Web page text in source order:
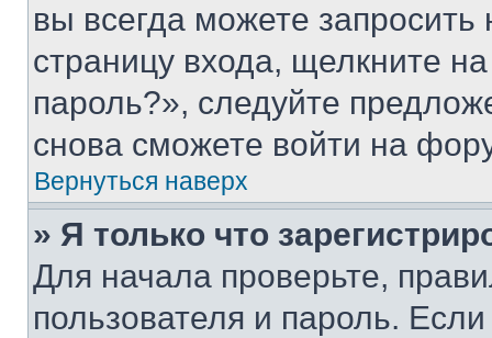
вы всегда можете
страницу входа, щелкните
пароль?», следуйте
снова сможете войти на
Вернуться наверх
» Я только что
Для начала проверьте,
пользователя и пароль.